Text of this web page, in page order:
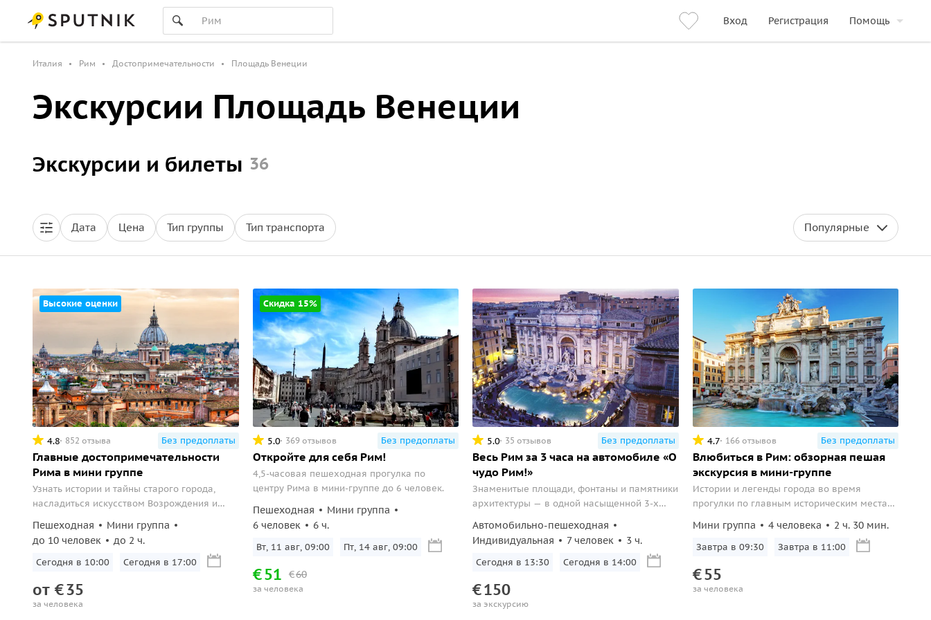
Вход Регистрация Помощь
Италия Рим Достопримечательности Площадь Венеции
Экскурсии Площадь Венеции
Экскурсии и билеты 36
Дата Цена Тип группы Тип транспорта Популярные
Высокие оценки
4.8 852 отзыва Без предоплаты
Главные достопримечательности
Рима в мини группе
Узнать истории и тайны старого города,
насладиться искусством Возрождения и
Пешеходная
Мини группа
до 10 человек
до 2 ч.
Сегодня в 10:00 Сегодня в 17:00
от €35
за человека
Скидка 15%
5.0 369 отзывов Без предоплаты
Откройте для себя Рим!
4,5-часовая пешеходная прогулка по
центру Рима в мини-группе до 6 человек.
Пешеходная
Мини группа
6 человек
6 ч.
Вт, 11 авг, 09:00 Пт, 14 авг, 09:00
€60
€51
за человека
5.0 35 отзывов Без предоплаты
Весь Рим за 3 часа на автомобиле «О
чудо Рим!»
Знаменитые площади, фонтаны и памятники
архитектуры — в одной насыщенной 3-х
почувствуете атмосферу Вечного города,
узнаете его тайны, прогуляетесь по
старинным улочкам, сфотографируете
Автомобильно-пешеходная
Индивидуальная
7 человек 3 ч.
Сегодня в 13:30 Сегодня в 14:00
€150
за экскурсию
4.7 166 отзывов Без предоплаты
Влюбиться в Рим: обзорная пешая
экскурсия в мини-группе
Истории и легенды города во время
прогулки по главным историческим местам
Мини группа 4 человека 2 ч. 30 мин.
Завтра в 09:30 Завтра в 11:00
€55
за человека